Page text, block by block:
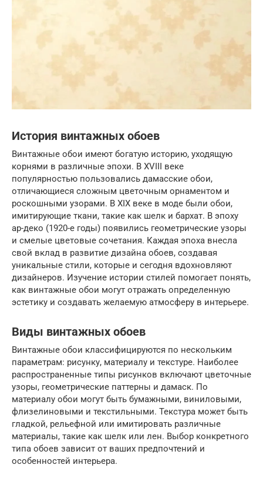
История винтажных обоев
Винтажные обои имеют богатую историю, уходящую
корнями в различные эпохи. В XVIII веке
популярностью пользовались дамасские обои,
отличающиеся сложным цветочным орнаментом и
роскошными узорами. В XIX веке в моде были обои,
имитирующие ткани, такие как шелк и бархат. В эпоху
ар-деко (1920-е годы) появились геометрические узоры
и смелые цветовые сочетания. Каждая эпоха внесла
свой вклад в развитие дизайна обоев, создавая
уникальные стили, которые и сегодня вдохновляют
дизайнеров. Изучение истории стилей помогает понять,
как винтажные обои могут отражать определенную
эстетику и создавать желаемую атмосферу в интерьере.
Виды винтажных обоев
Винтажные обои классифицируются по нескольким
параметрам: рисунку, материалу и текстуре. Наиболее
распространенные типы рисунков включают цветочные
узоры, геометрические паттерны и дамаск. По
материалу обои могут быть бумажными, виниловыми,
флизелиновыми и текстильными. Текстура может быть
гладкой, рельефной или имитировать различные
материалы, такие как шелк или лен. Выбор конкретного
типа обоев зависит от ваших предпочтений и
особенностей интерьера.